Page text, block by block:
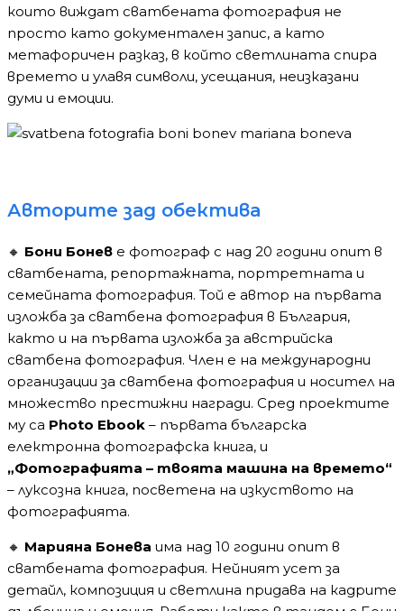
които виждат сватбената фотография не
просто като документален запис, а като
метафоричен разказ, в който светлината спира
времето и улавя символи, усещания, неизказани
думи и емоции.
Авторите зад обектива
🔸 Бони Бонев е фотограф с над 20 години опит в
сватбената, репортажната, портретната и
семейната фотография. Той е автор на първата
изложба за сватбена фотография в България,
както и на първата изложба за австрийска
сватбена фотография. Член е на международни
организации за сватбена фотография и носител на
множество престижни награди. Сред проектите
му са Photo Ebook – първата българска
електронна фотографска книга, и
„Фотографията – твоята машина на времето“
– луксозна книга, посветена на изкуството на
фотографията.
🔸 Марияна Бонева има над 10 години опит в
сватбената фотография. Нейният усет за
детайл, композиция и светлина придава на кадрите